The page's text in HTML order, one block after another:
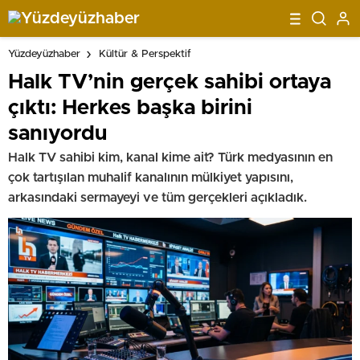
Yüzdeyüzhaber Kültür & Perspektif
Halk TV’nin gerçek sahibi ortaya
çıktı: Herkes başka birini
sanıyordu
Halk TV sahibi kim, kanal kime ait? Türk medyasının en
çok tartışılan muhalif kanalının mülkiyet yapısını,
arkasındaki sermayeyi ve tüm gerçekleri açıkladık.